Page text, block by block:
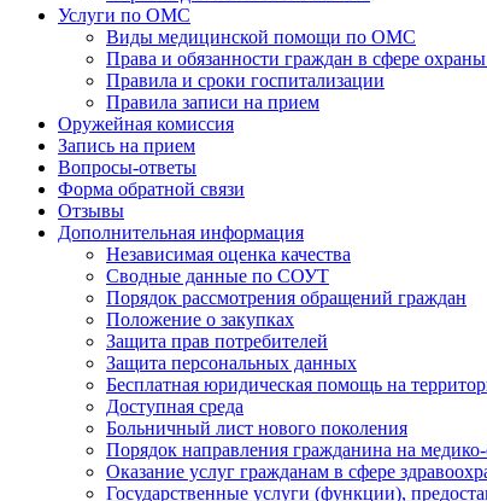
Услуги по ОМС
Виды медицинской помощи по ОМС
Права и обязанности граждан в сфере охраны
Правила и сроки госпитализации
Правила записи на прием
Оружейная комиссия
Запись на прием
Вопросы-ответы
Форма обратной связи
Отзывы
Дополнительная информация
Независимая оценка качества
Сводные данные по СОУТ
Порядок рассмотрения обращений граждан
Положение о закупках
Защита прав потребителей
Защита персональных данных
Бесплатная юридическая помощь на
Доступная среда
Больничный лист нового поколения
Порядок направления гражданина на
Оказание услуг гражданам в сфере
Государственные услуги (функции),